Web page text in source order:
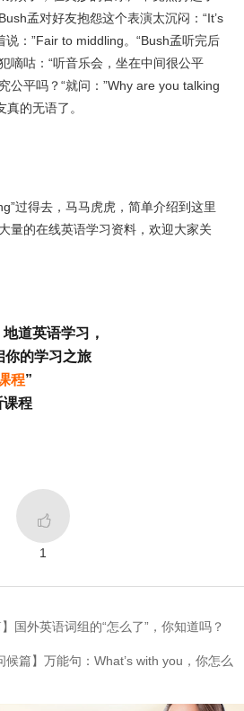
孟对好友抱怨这个表演太沉闷：“It’s
说：”Fair to middling。“Bush孟听完后
嘀咕：“听音乐会，坐在中间很公平
公平吗？“就问：”Why are you talking
的无语了。
过得去，马马虎虎，简单介绍到这里
量的在线英语学习资料，欢迎大家关
道英语学习，
你的学习之旅
程”
课程

1
国外英语词组的“怎么了”，你知道吗？
篇】万能句：What’s with you，你怎么